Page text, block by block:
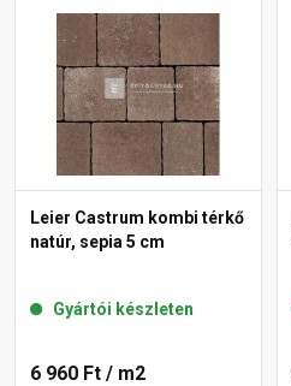
Leier Castrum kombi térkő
natúr, sepia 5 cm
Gyártói készleten
6 960 Ft / m2